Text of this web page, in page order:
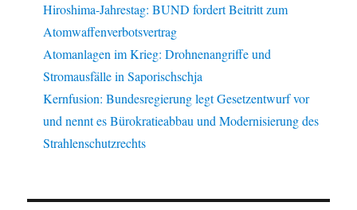
Hiroshima-Jahrestag: BUND fordert Beitritt zum
Atomwaffenverbotsvertrag
Atomanlagen im Krieg: Drohnenangriffe und
Stromausfälle in Saporischschja
Kernfusion: Bundesregierung legt Gesetzentwurf vor
und nennt es Bürokratieabbau und Modernisierung des
Strahlenschutzrechts